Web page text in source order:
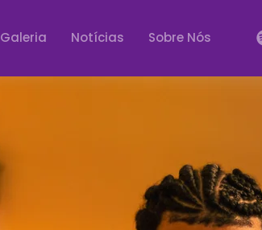
Galeria Notícias Sobre Nós